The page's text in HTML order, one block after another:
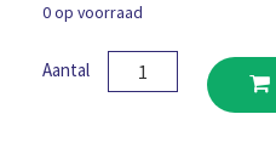
0 op voorraad
Aantal
Retracta
R3